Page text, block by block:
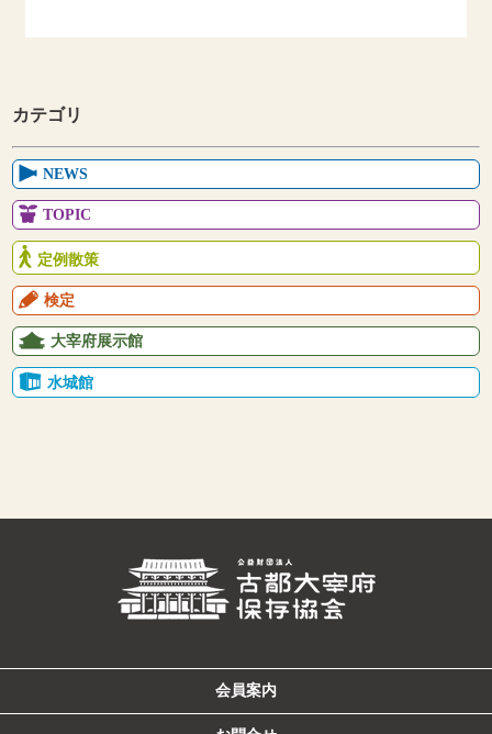
カテゴリ
NEWS
TOPIC
定例散策
検定
大宰府展示館
水城館
会員案内